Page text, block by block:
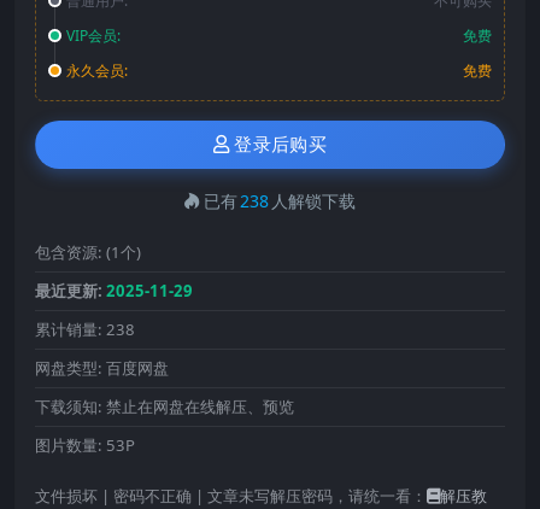
VIP会员:
免费
永久会员:
免费
登录后购买
已有238 人解锁下载
包含资源: (1个)
最近更新: 2025-11-29
累计销量: 238
网盘类型: 百度网盘
下载须知: 禁止在网盘在线解压、预览
图片数量: 53P
文件损坏 | 密码不正确 | 文章未写解压密码，请统一看：
解压教